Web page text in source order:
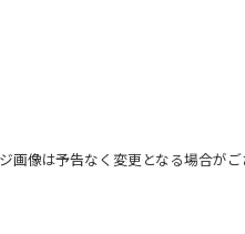
像は予告なく変更となる場合が